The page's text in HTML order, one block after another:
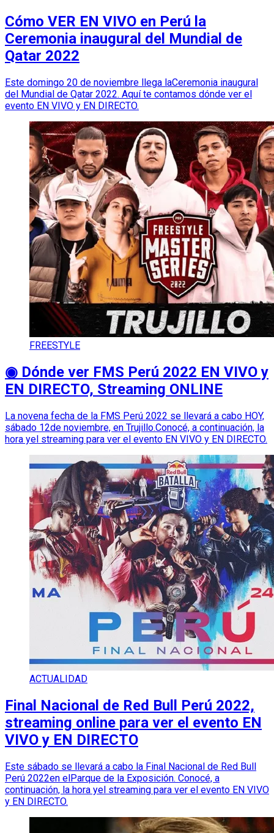
Cómo VER EN VIVO en Perú la
Ceremonia inaugural del Mundial de
Qatar 2022
Este domingo 20 de noviembre llega laCeremonia inaugural
del Mundial de Qatar 2022. Aquí te contamos dónde ver el
evento EN VIVO y EN DIRECTO.
FREESTYLE
◉ Dónde ver FMS Perú 2022 EN VIVO y
EN DIRECTO, Streaming ONLINE
La novena fecha de la FMS Perú 2022 se llevará a cabo HOY,
sábado 12de noviembre, en Trujillo.Conocé, a continuación, la
hora yel streaming para ver el evento EN VIVO y EN DIRECTO.
ACTUALIDAD
Final Nacional de Red Bull Perú 2022,
streaming online para ver el evento EN
VIVO y EN DIRECTO
Este sábado se llevará a cabo la Final Nacional de Red Bull
Perú 2022en elParque de la Exposición. Conocé, a
continuación, la hora yel streaming para ver el evento EN VIVO
y EN DIRECTO.